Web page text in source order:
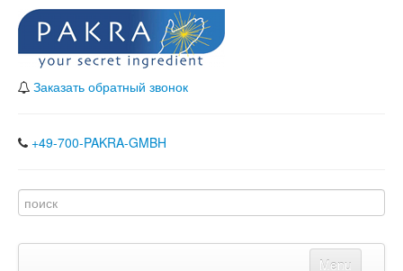
Заказать обратный звонок
+49-700-PAKRA-GMBH
Menu